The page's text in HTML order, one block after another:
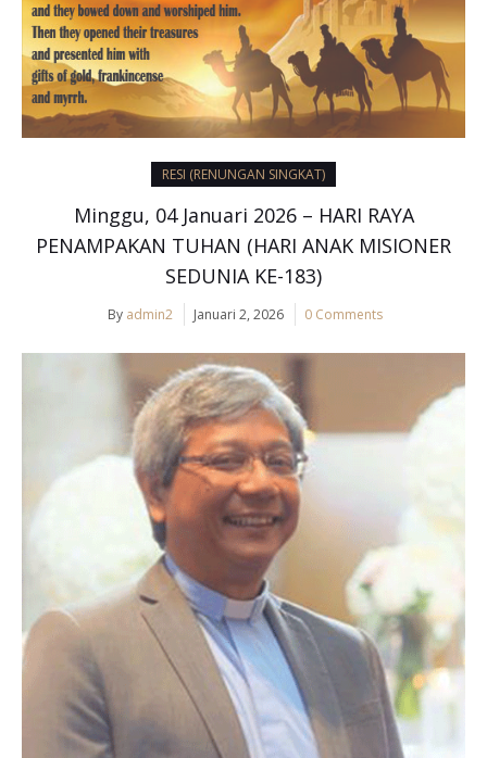
RESI (RENUNGAN SINGKAT)
Minggu, 04 Januari 2026 – HARI RAYA
PENAMPAKAN TUHAN (HARI ANAK MISIONER
SEDUNIA KE-183)
By admin2 Januari 2, 2026 0 Comments